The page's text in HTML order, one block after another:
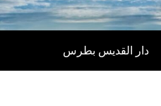
دار القديس بطرس